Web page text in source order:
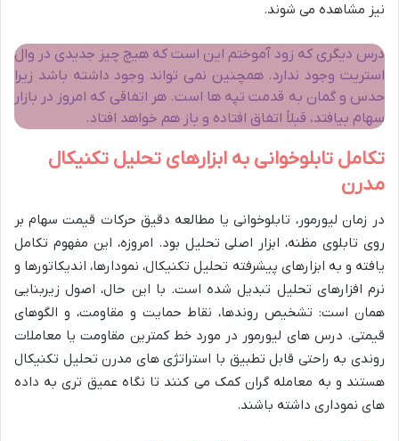
نیز مشاهده می شوند.
درس دیگری که زود آموختم این است که هیچ چیز جدیدی در وال
استریت وجود ندارد. همچنین نمی تواند وجود داشته باشد زیرا
حدس و گمان به قدمت تپه ها است. هر اتفاقی که امروز در بازار
سهام بیافتد، قبلاً اتفاق افتاده و باز هم خواهد افتاد.
تکامل تابلوخوانی به ابزارهای تحلیل تکنیکال
مدرن
در زمان لیورمور، تابلوخوانی یا مطالعه دقیق حرکات قیمت سهام بر
روی تابلوی مظنه، ابزار اصلی تحلیل بود. امروزه، این مفهوم تکامل
یافته و به ابزارهای پیشرفته تحلیل تکنیکال، نمودارها، اندیکاتورها و
نرم افزارهای تحلیل تبدیل شده است. با این حال، اصول زیربنایی
همان است: تشخیص روندها، نقاط حمایت و مقاومت، و الگوهای
قیمتی. درس های لیورمور در مورد خط کمترین مقاومت یا معاملات
روندی به راحتی قابل تطبیق با استراتژی های مدرن تحلیل تکنیکال
هستند و به معامله گران کمک می کنند تا نگاه عمیق تری به داده
های نموداری داشته باشند.